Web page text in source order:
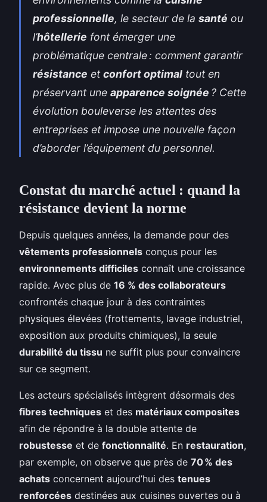
professionnelle, le secteur de la santé ou
l’hôtellerie font émerger une
problématique centrale : comment garantir
résistance etconfort optimal tout en
préservant une apparence soignée ? Cette
évolution bouleverse les attentes des
entreprises et impose une nouvelle façon
d’aborder l’équipement du personnel.
Constat du marché actuel : quand la
résistance devient la norme
Depuis quelques années, la demande pour des
vêtements professionnels conçus pour les
environnements difficiles connaît une croissance
rapide. Avec plus de 16 % des collaborateurs
confrontés chaque jour à des contraintes
physiques élevées (frottements, lavage industriel,
exposition aux produits chimiques), la seule
durabilité du tissu ne suffit plus pour convaincre
sur ce segment.
Les acteurs spécialisés intègrent désormais des
fibres techniques et des matériaux composites
afin de répondre à la double attente de
robustesse et de fonctionnalité. En restauration,
par exemple, on observe que près de 70 % des
achats concernent aujourd’hui des tenues
renforcées destinées aux cuisines ouvertes ou à